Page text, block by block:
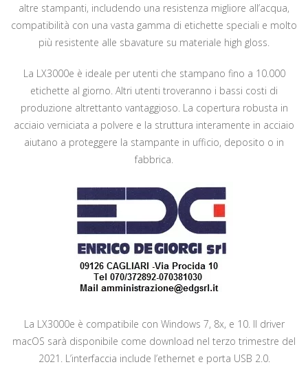
altre stampanti, includendo una resistenza migliore all’acqua,
compatibilità con una vasta gamma di etichette speciali e molto
più resistente alle sbavature su materiale high gloss.
La LX3000e è ideale per utenti che stampano fino a 10.000
etichette al giorno. Altri utenti troveranno i bassi costi di
produzione altrettanto vantaggioso. La copertura robusta in
acciaio verniciata a polvere e la struttura interamente in acciaio
aiutano a proteggere la stampante in ufficio, deposito o in
fabbrica.
La LX3000e è compatibile con Windows 7, 8x, e 10. Il driver
macOS sarà disponibile come download nel terzo trimestre del
2021. L’interfaccia include l’ethernet e porta USB 2.0.